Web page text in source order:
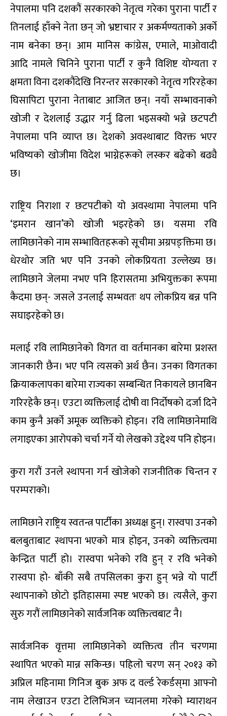
नेपालमा पनि दशकौं सरकारको नेतृत्व गरेका पुराना पार्टी र
तिनलाई हाँक्ने नेता छन् जो भ्रष्टाचार र अकर्मण्यताको अर्को
नाम बनेका छन्। आम मानिस कांग्रेस, एमाले, माओवादी
आदि नामले चिनिने पुराना पार्टी र कुनै विशिष्ट योग्यता र
क्षमता विना दशकौंदेखि निरन्तर सरकारको नेतृत्व गरिरहेका
घिसापिटा पुराना नेताबाट आजित छन्। नयाँ सम्भावनाको
खोजी र देशलाई उद्धार गर्नु ढिला भइसक्यो भन्ने छटपटी
नेपालमा पनि व्याप्त छ। देशको अवस्थाबाट विरक्त भएर
भविष्यको खोजीमा विदेश भाग्नेहरूको लस्कर बढेको बढ्यै
छ।
राष्ट्रिय निराशा र छटपटीको यो अवस्थामा नेपालमा पनि
‘इमरान खान’को खोजी भइरहेको छ। यसमा रवि
लामिछानेको नाम सम्भावितहरूको सूचीमा अग्रपङ्क्तिमा छ।
धेरथोर जति भए पनि उनको लोकप्रियता उल्लेख्य छ।
लामिछाने जेलमा नभए पनि हिरासतमा अभियुक्तका रूपमा
कैदमा छन्- जसले उनलाई सम्भवतः थप लोकप्रिय बन्न पनि
सघाइरहेको छ।
मलाई रवि लामिछानेको विगत वा वर्तमानका बारेमा प्रशस्त
जानकारी छैन। भए पनि त्यसको अर्थ छैन। उनका विगतका
क्रियाकलापका बारेमा राज्यका सम्बन्धित निकायले छानबिन
गरिरहेकै छन्। एउटा व्यक्तिलाई दोषी वा निर्दोषको दर्जा दिने
काम कुनै अर्को अमूक व्यक्तिको होइन। रवि लामिछानेमाथि
लगाइएका आरोपको चर्चा गर्ने यो लेखको उद्देश्य पनि होइन।
कुरा गरौं उनले स्थापना गर्न खोजेको राजनीतिक चिन्तन र
परम्पराको।
लामिछाने राष्ट्रिय स्वतन्त्र पार्टीका अध्यक्ष हुन्। रास्वपा उनको
बलबुताबाट स्थापना भएको मात्र होइन, उनको व्यक्तित्वमा
केन्द्रित पार्टी हो। रास्वपा भनेको रवि हुन् र रवि भनेको
रास्वपा हो- बाँकी सबै तपसिलका कुरा हुन् भन्ने यो पार्टी
स्थापनाको छोटो इतिहासमा स्पष्ट भएको छ। त्यसैले, कुरा
सुरु गरौं लामिछानेको सार्वजनिक व्यक्तित्वबाट नै।
सार्वजनिक वृत्तमा लामिछानेको व्यक्तित्व तीन चरणमा
स्थापित भएको मान्न सकिन्छ। पहिलो चरण सन् २०१३ को
अप्रिल महिनामा गिनिज बुक अफ द वर्ल्ड रेकर्डस्‌मा आफ्नो
नाम लेखाउन एउटा टेलिभिजन च्यानलमा गरेको म्याराथन